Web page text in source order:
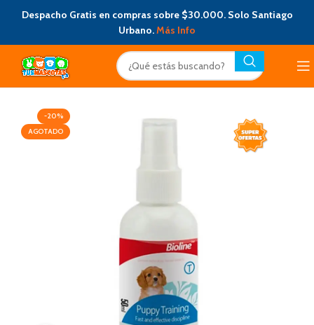
Despacho Gratis en compras sobre $30.000. Solo Santiago
Urbano.Más Info
-20%
AGOTADO